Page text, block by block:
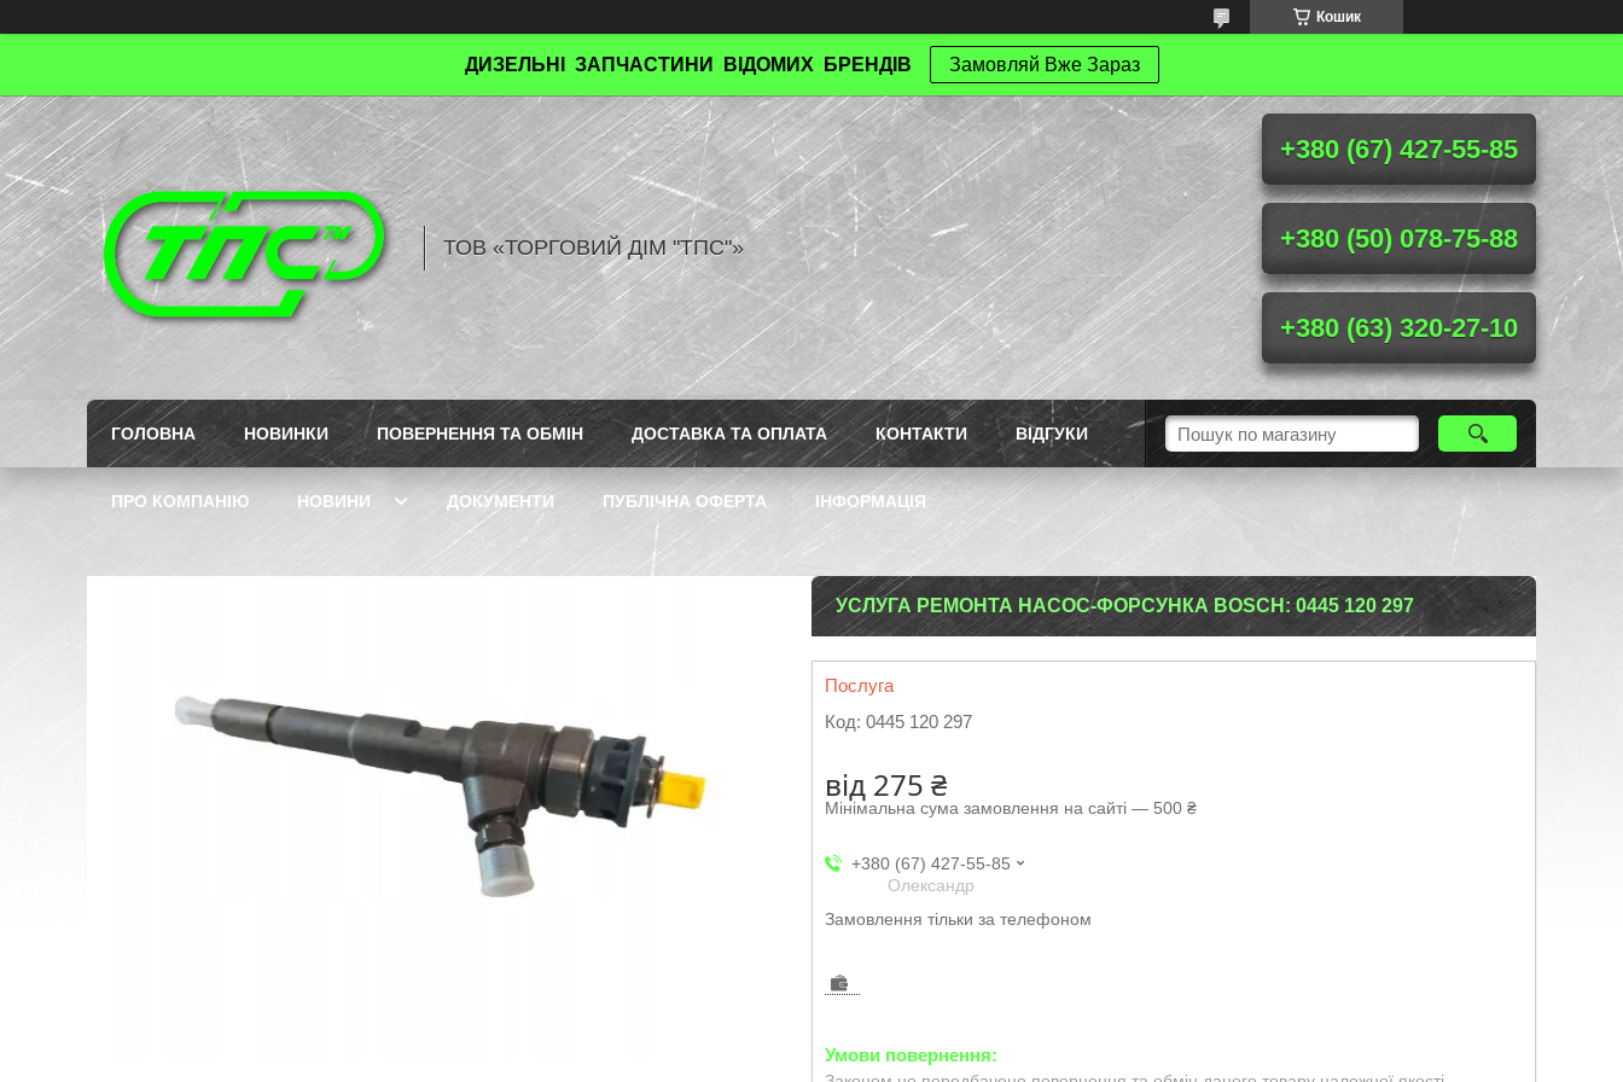
Кошик
ДИЗЕЛЬНІ ЗАПЧАСТИНИ ВІДОМИХ БРЕНДІВ Замовляй Вже Зараз
ТОВ «ТОРГОВИЙ ДІМ "ТПС"»
+380 (67) 427-55-85
+380 (50) 078-75-88
+380 (63) 320-27-10
ГОЛОВНА НОВИНКИ ПОВЕРНЕННЯ ТА ОБМІН ДОСТАВКА ТА ОПЛАТА КОНТАКТИ ВІДГУКИ
ПРО КОМПАНІЮ НОВИНИ ДОКУМЕНТИ ПУБЛІЧНА ОФЕРТА ІНФОРМАЦІЯ
УСЛУГА РЕМОНТА НАСОС-ФОРСУНКА BOSCH: 0445 120 297
Послуга
Код: 0445 120 297
від 275 ₴
Мінімальна сума замовлення на сайті — 500 ₴
+380 (67) 427-55-85
Олександр
Замовлення тільки за телефоном